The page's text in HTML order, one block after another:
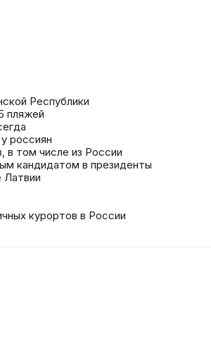
Республики
пляжей
россиян
в том числе из России
кандидатом в президенты
Латвии
курортов в России